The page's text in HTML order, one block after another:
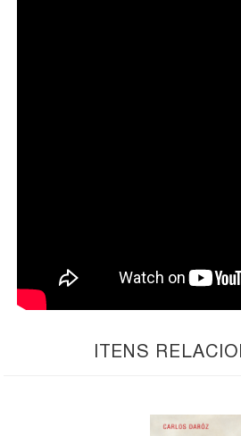
ITENS